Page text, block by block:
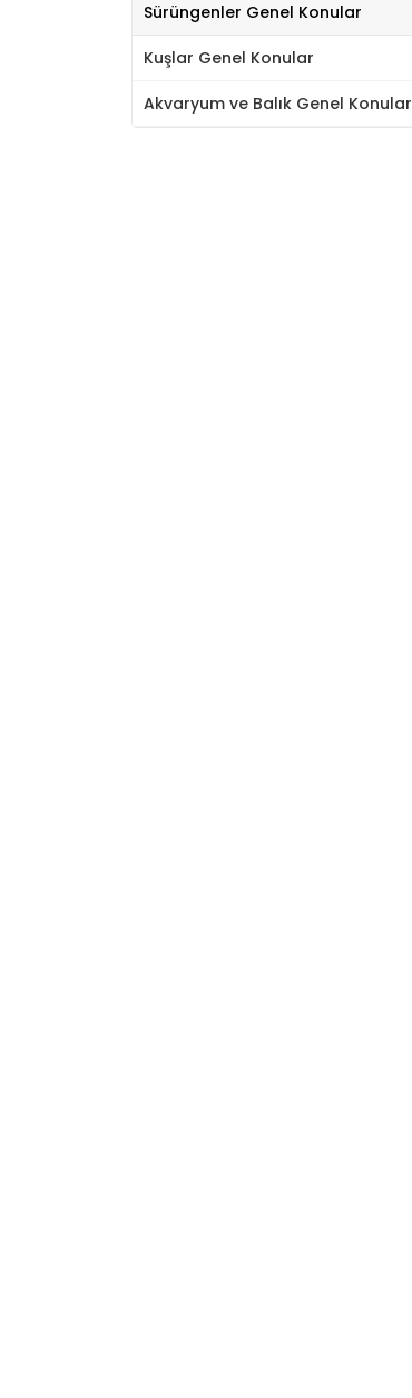
Sürüngenler Genel Konular
Kuşlar Genel Konular
Akvaryum ve Balık Genel Konular